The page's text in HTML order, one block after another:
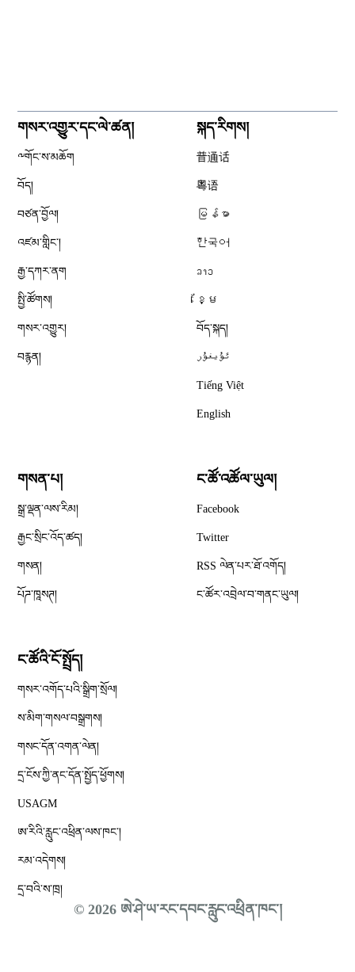
གསར་འགྱུར་དང་ལེ་ཚན།
༸གོང་ས་མཆོག
བོད།
བཙན་བྱོལ།
འཛམ་གླིང༌།
རྒྱ་དཀར་ནག
སྤྱི་ཚོགས།
གསར་འགྱུར།
བརྙན།
སྐད་རིགས།
普通话
粤语
မြန်မာ
한국어
ລາວ
ខ្មែ
བོད་སྐད།
ئۇيغۇر
Tiếng Việt
English
གསན་པ།
སྒྲ་ལྡན་ལས་རིམ།
རྒྱང་སྲིང་འོད་ཚད།
གསན།
པོཌ་ཁཱསཊ།
ང་ཚོ་འཚོལ་ཡུལ།
Facebook
Twitter
RSS ལེན་པར་ཐོ་འགོད།
ང་ཚོར་འབྲེལ་བ་གནང་ཡུལ།
ང་ཚོའི་ངོ་སྤྲོད།
གསར་འགོད་པའི་སྒྲིག་སྲོལ།
ས་མིག་གསལ་བསྒྲགས།
གསང་དོན་འགན་ལེན།
དྲ་ངོས་ཀྱི་ནང་དོན་སྤྱོད་ཕྱོགས།
USAGM
ཨ་རིའི་རླུང་འཕྲིན་ལས་ཁང༌།
རམ་འདེགས།
དྲ་བའི་ས་ཁྲ།
© 2026 ཨེ་ཤེ་ཡ་རང་དབང་རླུང་འཕྲིན་ཁང་།